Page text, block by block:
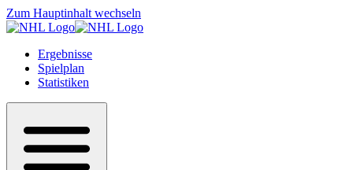
Zum Hauptinhalt wechseln
Ergebnisse
Spielplan
Statistiken